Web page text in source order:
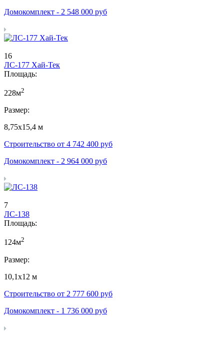
Домокомплект - 2 548 000 руб
16
ЛС-177 Хай-Тек
Площадь:
228м2
Размер:
8,75х15,4 м
Строительство от 4 742 400 руб
Домокомплект - 2 964 000 руб
7
ЛС-138
Площадь:
124м2
Размер:
10,1х12 м
Строительство от 2 777 600 руб
Домокомплект - 1 736 000 руб